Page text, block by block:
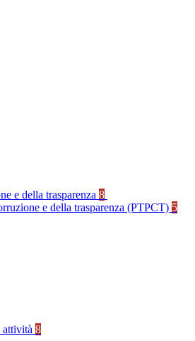
e della trasparenza 8
e della trasparenza (PTPCT) 5
attività 8